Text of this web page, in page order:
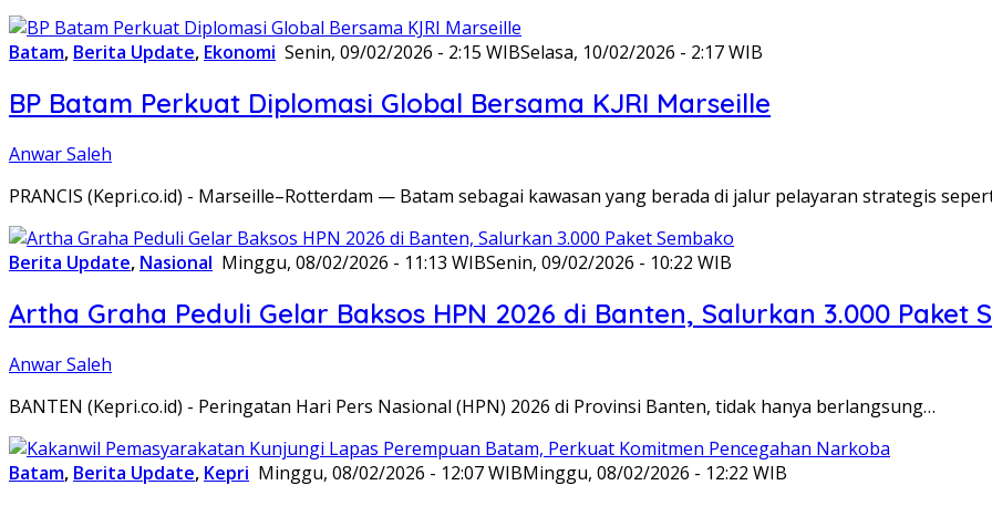
Batam, Berita Update, Ekonomi Senin, 09/02/2026 - 2:15 WIBSelasa, 10/02/2026 - 2:17 WIB
BP Batam Perkuat Diplomasi Global Bersama KJRI Marseille
Anwar Saleh
PRANCIS (Kepri.co.id) - Marseille–Rotterdam — Batam sebagai kawasan yang berada di jalur pelayaran strategis
Berita Update, Nasional Minggu, 08/02/2026 - 11:13 WIBSenin, 09/02/2026 - 10:22 WIB
Artha Graha Peduli Gelar Baksos HPN 2026 di Banten, Salurkan 3.000 Paket
Anwar Saleh
BANTEN (Kepri.co.id) - Peringatan Hari Pers Nasional (HPN) 2026 di Provinsi Banten, tidak hanya berlangsung…
Batam, Berita Update, Kepri Minggu, 08/02/2026 - 12:07 WIBMinggu, 08/02/2026 - 12:22 WIB